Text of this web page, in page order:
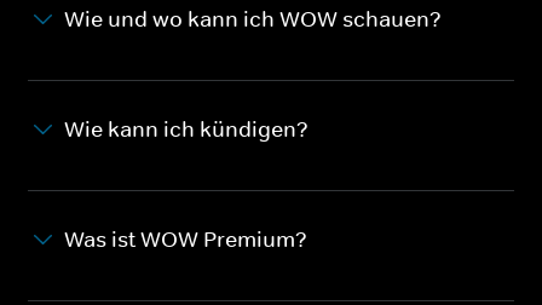
Wie und wo kann ich WOW schauen?
Wie kann ich kündigen?
Was ist WOW Premium?